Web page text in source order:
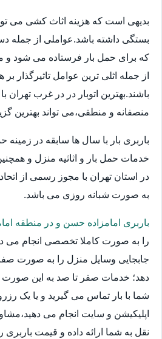
بدیهی است که هزینه اثاث کشی می
بستگی داشته باشد.عواملی از جمله
که برای حمل بار فرستاده می شود و
از جمله اثلی ترین عوامل تاثیرگذار
باشند.بهترین اتوبار در در غرب تهران
منصفانه و منطقی،می تواند بهترین
باربری بار با سال ها سابقه در زمینه
خدمات حمل بار و اثاثیه منزل و همچنین
در استان تهران با مجوز رسمی از
به صورت شبانه روزی می باشد.
باربری امامزاده حسن و در منطقه
را به صورت کاملا تخصصی انجام می
جابجایی وسایل منزل را به صورت
دهد؛ خدمات صفر تا صد به این
شما با بار تماس می گیرید و یا یک
اپلیکیشن و سایت انجام می
نقل به شما ارائه داده و قیمت باربری